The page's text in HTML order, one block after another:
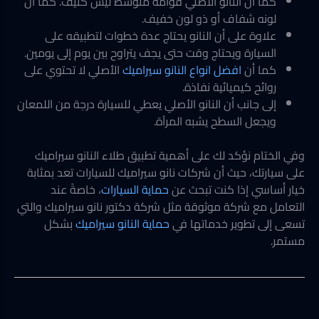
لونه شفاف أو ذو لون خفيف.
علاوة على أن النانو يحتاج عدة خطوات لتطبيقه على
السيارة ويحتاج وقت حتى يجف يتراوح بين يوم إلى يومين.
كما أنافضل انواع النانو سيراميكالأصلي لا تحتوي على
روائح كيميائية نفاذة.
إلى جانب أن النانو الأصلي يعطي للسيارة درجة من اللمعان
ويجعل السطح يشبه المرآة.
وفي الختام نؤكد لك على أهمية تطبيق طلاء النانو سيراميك
على سيارتك، حيث أن شركات نانو سيراميك للسيارات تعد بمثابة
خيار أساسي إذا كنت تبحث عنحماية السيارات، خاصةً عند
التعامل مع شركة موثوقة مثل شركة دكتور نانو سيراميك والتي
تسعى إلى تطوير خدماتها فيحماية النانو سيراميكبشكل
مستمر.